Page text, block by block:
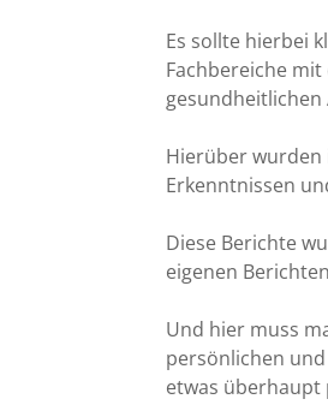
Es sollte hierbei
Fachbereiche
Hierüber wurden
Erkenntnissen
Diese Berichte
eigenen
Und hier muss
persönlichen
etwas